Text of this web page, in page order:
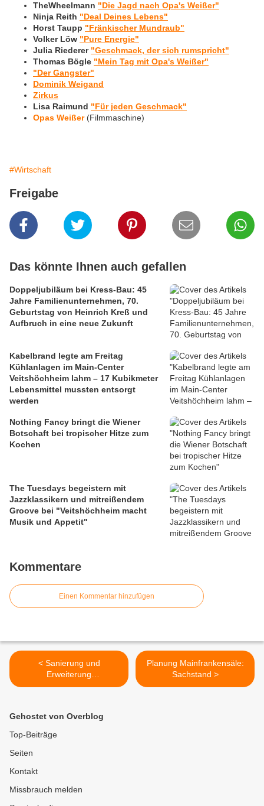
TheWheelmann "Die Jagd nach Opa's Weißer"
Ninja Reith "Deal Deines Lebens"
Horst Taupp "Fränkischer Mundraub"
Volker Löw "Pure Energie"
Julia Riederer "Geschmack, der sich rumspricht"
Thomas Bögle "Mein Tag mit Opa's Weißer"
"Der Gangster"
Dominik Weigand
Zirkus
Lisa Raimund "Für jeden Geschmack"
Opas Weißer(Filmmaschine)
#Wirtschaft
Freigabe
Das könnte Ihnen auch gefallen
Doppeljubiläum bei Kress-Bau: 45
Jahre Familienunternehmen, 70.
Geburtstag von Heinrich Kreß und
Aufbruch in eine neue Zukunft
Kabelbrand legte am Freitag
Kühlanlagen im Main-Center
Veitshöchheim lahm – 17 Kubikmeter
Lebensmittel mussten entsorgt
werden
Nothing Fancy bringt die Wiener
Botschaft bei tropischer Hitze zum
Kochen
The Tuesdays begeistern mit
Jazzklassikern und mitreißendem
Groove bei "Veitshöchheim macht
Musik und Appetit"
Kommentare
Einen Kommentar hinzufügen
< Sanierung und
Erweiterung
Mainfrankensäle: Vom
Bauabschnitte in der Kritik
Planung Mainfrankensäle:
Sachstand >
Gehostet von Overblog
Top-Beiträge
Seiten
Kontakt
Missbrauch melden